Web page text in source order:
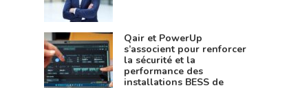
Qair et PowerUp
s’associent pour renforcer
la sécurité et la
performance des
installations BESS de